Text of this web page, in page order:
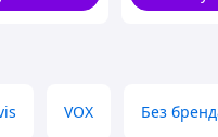
VOX Без